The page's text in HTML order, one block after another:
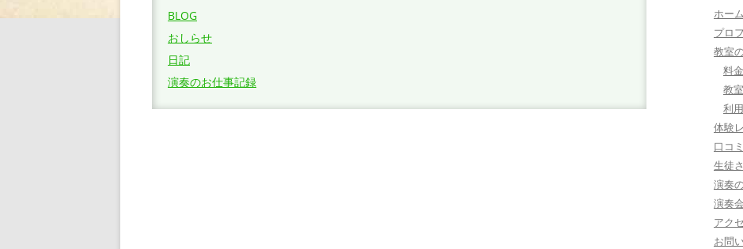
BLOG
おしらせ
日記
演奏のお仕事記録
詳
保
詳
ホーム
プロ
教室
料
教
利
体験
口コミ
生徒
演奏
演奏
アク
お問